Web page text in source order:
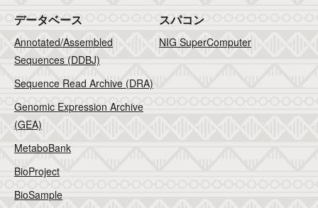
データベース
Annotated/Assembled
Sequences (DDBJ)
Sequence Read Archive (DRA)
Genomic Expression Archive
(GEA)
MetaboBank
BioProject
BioSample
スパコン
NIG SuperComputer